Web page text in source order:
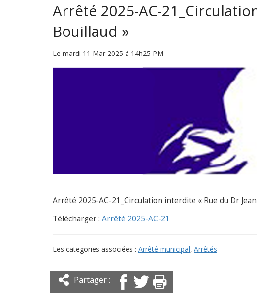
Arrêté 2025-AC-
Bouillaud »
Le mardi 11 Mar 2025 à 14h25 PM
Arrêté 2025-AC-21_Circulation interdite « Rue du Dr
Télécharger : Arrêté 2025-AC-21
Les categories associées : Arrêté municipal, Arrêtés
Partager :